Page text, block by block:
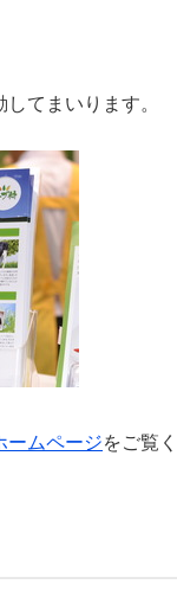
てまいります。
ームページをご覧